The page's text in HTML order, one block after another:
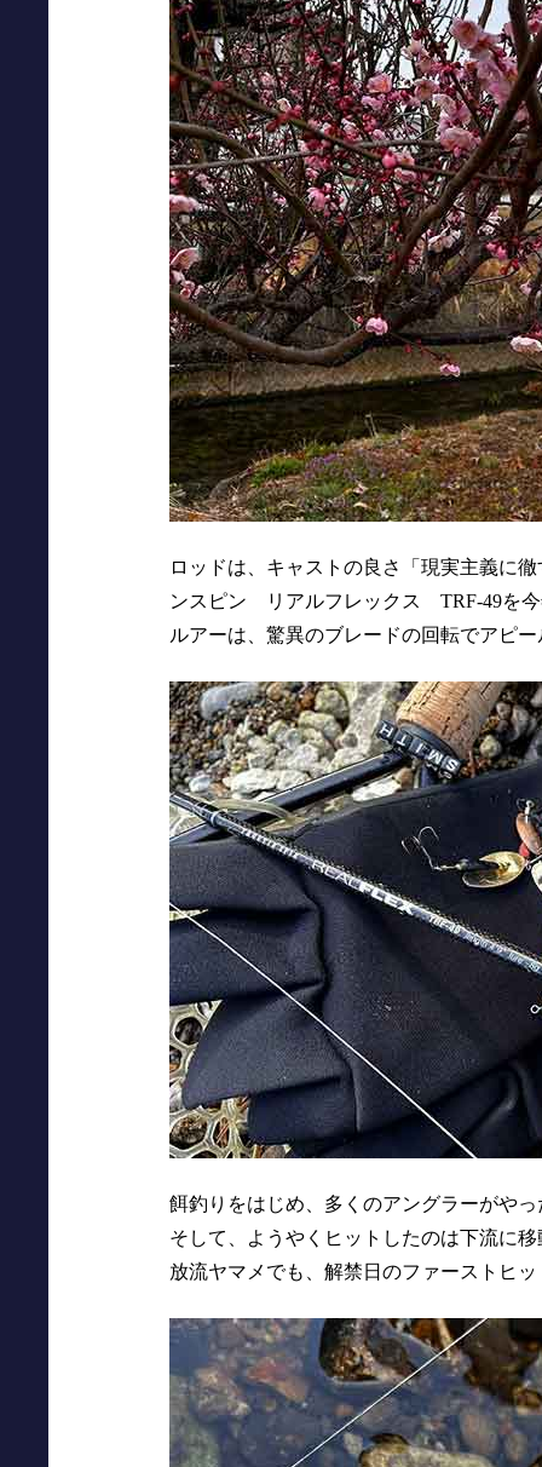
ロッドは、キャストの良さ「現実主義に
ンスピン リアルフレックス TRF-49を今
ルアーは、驚異のブレードの回転でアピ
餌釣りをはじめ、多くのアングラーがや
そして、ようやくヒットしたのは下流に
放流ヤマメでも、解禁日のファーストヒ